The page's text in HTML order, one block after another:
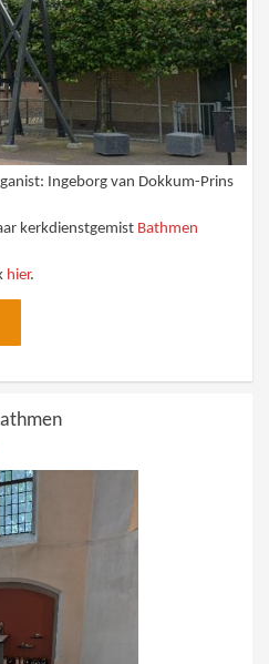
Ingeborg van Dokkum-Prins
kerkdienstgemist Bathmen
hier.